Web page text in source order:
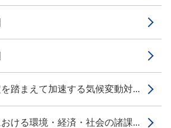
踏まえて加速する気候変動対...
ける環境・経済・社会の諸課...